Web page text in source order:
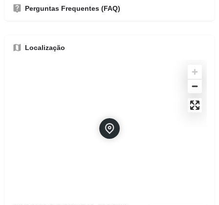
Perguntas Frequentes (FAQ)
Localização